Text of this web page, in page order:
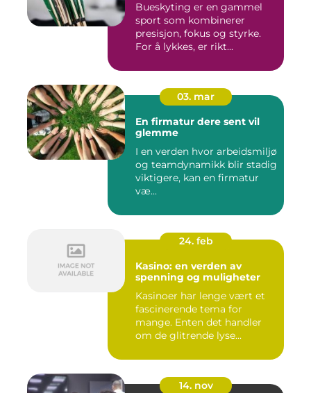
Bueskyting er en gammel
sport som kombinerer
presisjon, fokus og styrke.
For å lykkes, er rikt...
03. mar
En firmatur dere sent vil
glemme
I en verden hvor arbeidsmiljø
og teamdynamikk blir stadig
viktigere, kan en firmatur
væ...
24. feb
Kasino: en verden av
spenning og muligheter
Kasinoer har lenge vært et
fascinerende tema for
mange. Enten det handler
om de glitrende lyse...
14. nov